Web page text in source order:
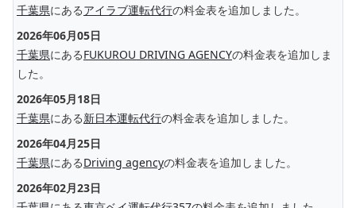
千葉県にあるアイラブ運転代行の料金表を追加しました。
2026年06月05日
千葉県にあるFUKUROU DRIVING AGENCYの料金表を追加しま
した。
2026年05月18日
千葉県にある新日本運転代行の料金表を追加しました。
2026年04月25日
千葉県にあるDriving agencyの料金表を追加しました。
2026年02月23日